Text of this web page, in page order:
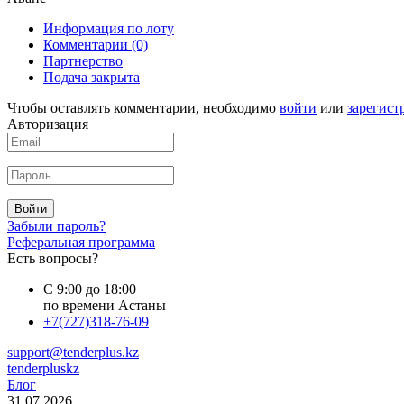
Информация по лоту
Комментарии (0)
Партнерство
Подача закрыта
Чтобы оставлять комментарии, необходимо войти или
Авторизация
Войти
Забыли пароль?
Реферальная программа
Есть вопросы?
С 9:00 до 18:00
по времени Астаны
+7(727)318-76-09
support@tenderplus.kz
tenderpluskz
Блог